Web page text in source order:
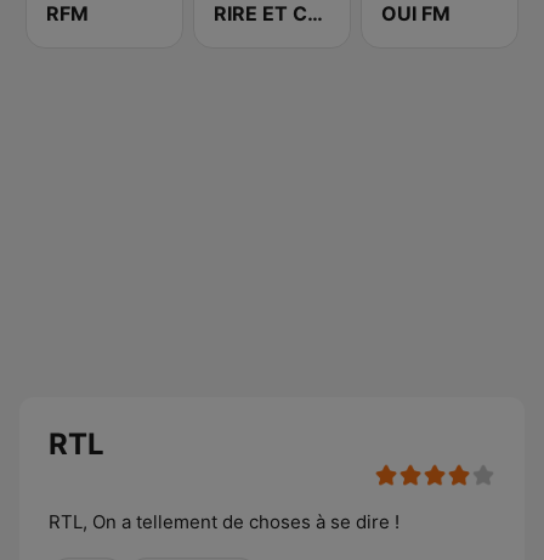
RFM RIRE ET CHANSONS SKETCHES OUI FM
RTL
RTL, On a tellement de choses à se dire !